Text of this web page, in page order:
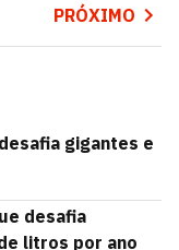
PRÓXIMO
gigantes e
desafia
litros por ano